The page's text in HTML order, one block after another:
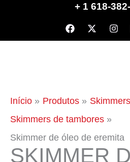
+ 1 618-
Início Produtos
Skimmers de tambores
Skimmer de óleo de eremita
SKIMMER